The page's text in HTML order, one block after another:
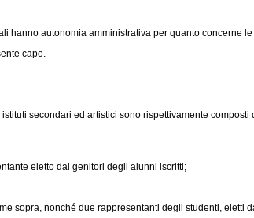
autonomia amministrativa per quanto concerne
capo.
secondari ed artistici sono rispettivamente
eletto dai genitori degli alunni iscritti;
sopra, nonché due rappresentanti degli studenti, eletti